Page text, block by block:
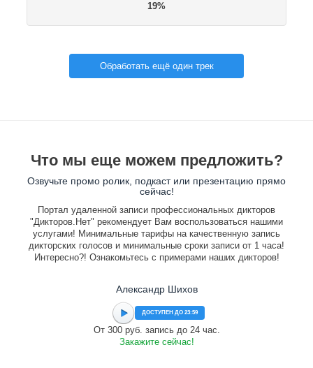
20%
Обработать ещё один трек
Что мы еще можем предложить?
Озвучьте промо ролик, подкаст или презентацию прямо
сейчас!
Портал удаленной записи профессиональных дикторов
"Дикторов.Нет" рекомендует Вам воспользоваться нашими
услугами! Минимальные тарифы на качественную запись
дикторских голосов и минимальные сроки записи от 1 часа!
Интересно?! Ознакомьтесь с примерами наших дикторов!
Александр Шихов
ДОСТУПЕН ДО 23:59
От 300 руб. запись до 24 час.
Закажите сейчас!